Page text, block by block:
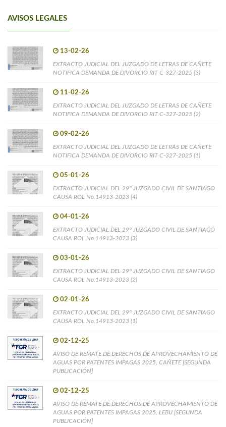
AVISOS LEGALES
13-02-26
EXTRACTO JUDICIAL DEL JUZGADO DE LETRAS DE CAÑETE
NOTIFICA DEMANDA DE DIVORCIO RIT C-327-2025 (3)
11-02-26
EXTRACTO JUDICIAL DEL JUZGADO DE LETRAS DE CAÑETE
NOTIFICA DEMANDA DE DIVORCIO RIT C-327-2025 (2)
09-02-26
EXTRACTO JUDICIAL DEL JUZGADO DE LETRAS DE CAÑETE
NOTIFICA DEMANDA DE DIVORCIO RIT C-327-2025 (1)
05-01-26
EXTRACTO JUDICIAL DEL 29° JUZGADO CIVIL DE SANTIAGO
CAUSA ROL No.14913-2023 (4)
04-01-26
EXTRACTO JUDICIAL DEL 29° JUZGADO CIVIL DE SANTIAGO
CAUSA ROL No.14913-2023 (3)
03-01-26
EXTRACTO JUDICIAL DEL 29° JUZGADO CIVIL DE SANTIAGO
CAUSA ROL No.14913-2023 (2)
02-01-26
EXTRACTO JUDICIAL DEL 29° JUZGADO CIVIL DE SANTIAGO
CAUSA ROL No.14913-2023 (1)
02-12-25
AVISO DE REMATE DE DERECHOS DE APROVECHAMIENTO DE
AGUAS POR PATENTES IMPAGAS 2025, CAÑETE [SEGUNDA
PUBLICACIÓN]
02-12-25
AVISO DE REMATE DE DERECHOS DE APROVECHAMIENTO DE
AGUAS POR PATENTES IMPAGAS 2025, LEBU [SEGUNDA
PUBLICACIÓN]